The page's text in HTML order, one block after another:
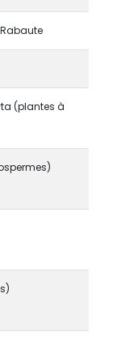
Rabaute
(plantes à